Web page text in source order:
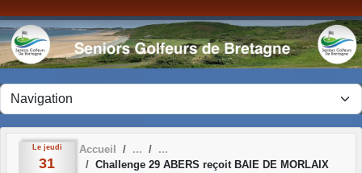
Le jeudi
31
Accueil
Challenge 29 ABERS reçoit BAIE DE MORLAIX